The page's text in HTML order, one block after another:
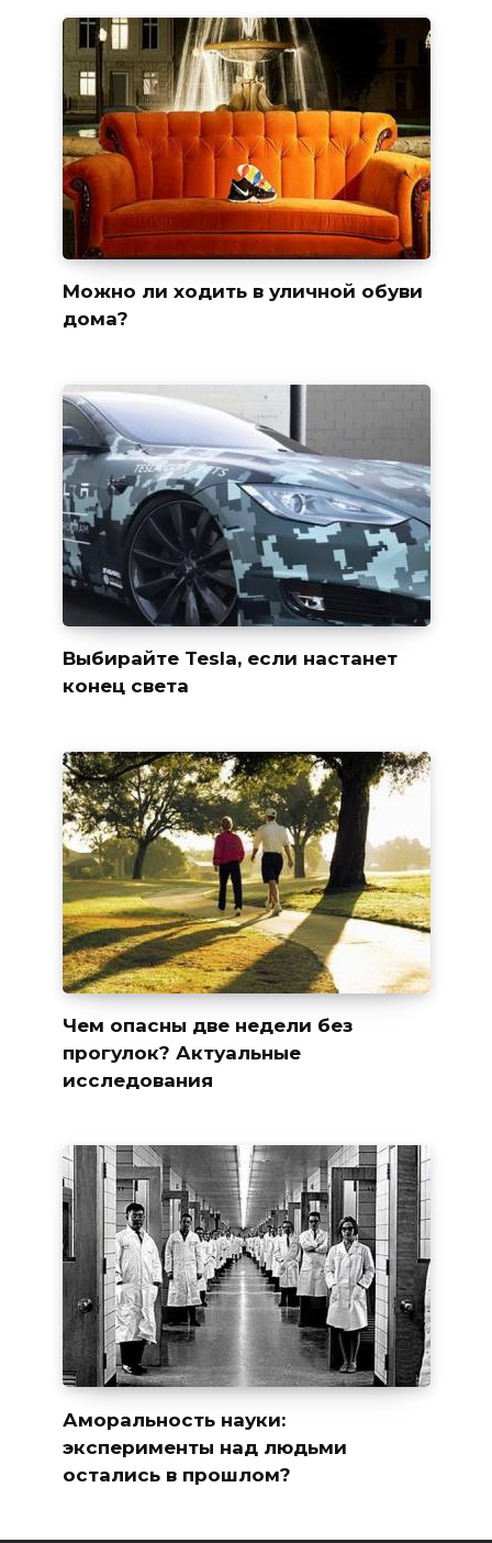
Можно ли ходить в уличной обуви
дома?
Выбирайте Tesla, если настанет
конец света
Чем опасны две недели без
прогулок? Актуальные
исследования
Аморальность науки:
эксперименты над людьми
остались в прошлом?